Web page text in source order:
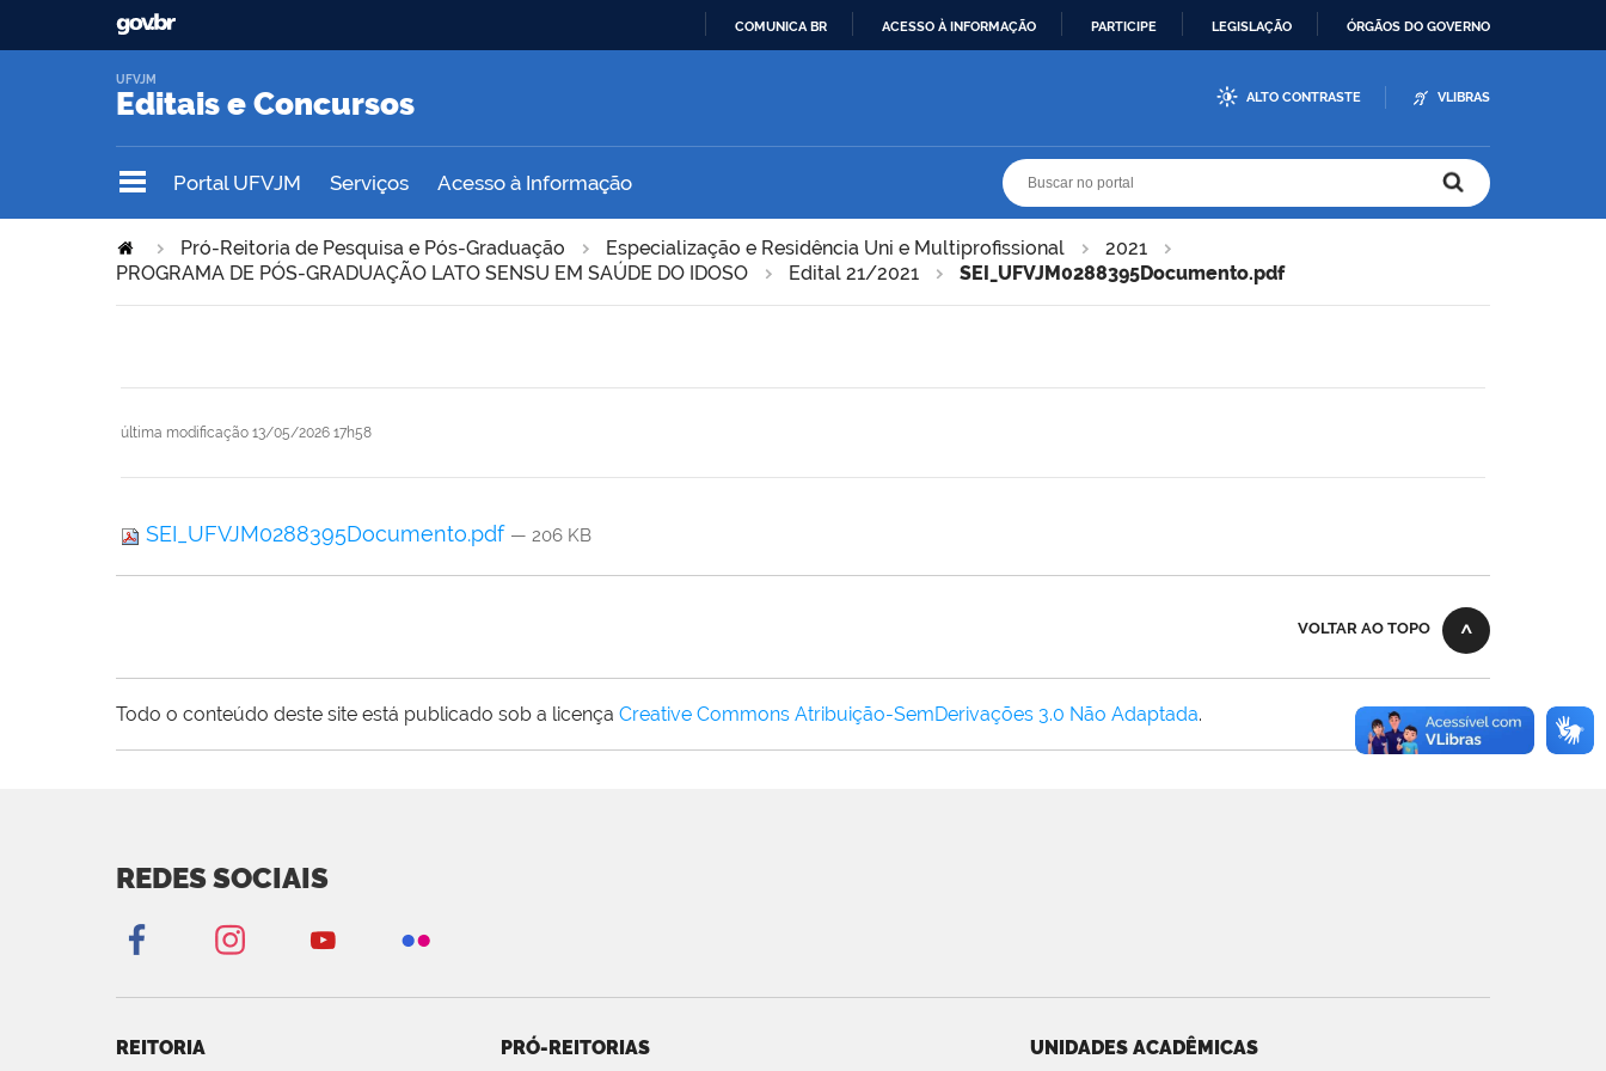
COMUNICA BR ACESSO À INFORMAÇÃO PARTICIPE LEGISLAÇÃO ÓRGÃOS DO GOVERNO
Editais e Concursos
UFVJM
ALTO CONTRASTE VLIBRAS
Portal UFVJM Serviços Acesso à Informação
Pró-Reitoria de Pesquisa e Pós-Graduação Especialização e Residência Uni e Multiprofissional
2021
PROGRAMA DE PÓS-GRADUAÇÃO LATO SENSU EM SAÚDE DO IDOSO
Edital 21/2021 SEI_UFVJM0288395Documento.pdf
última modificação 13/05/2026 17h58
SEI_UFVJM0288395Documento.pdf — 206 KB
VOLTAR AO TOPO
Todo o conteúdo deste site está publicado sob a licença Creative Commons Atribuição-SemDerivações 3.0 Não Adaptada.
REDES SOCIAIS
REITORIA PRÓ-REITORIAS UNIDADES ACADÊMICAS